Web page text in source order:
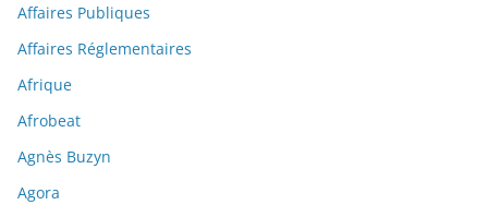
Affaires Publiques
Affaires Réglementaires
Afrique
Afrobeat
Agnès Buzyn
Agora